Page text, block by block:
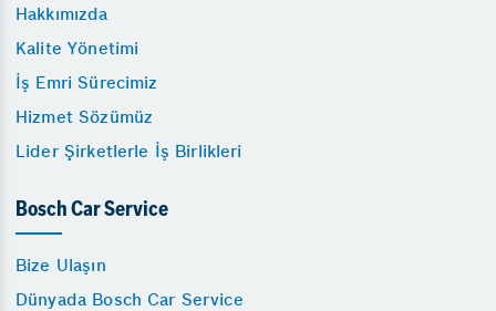
Hakkımızda
Kalite Yönetimi
İş Emri Sürecimiz
Hizmet Sözümüz
Lider Şirketlerle İş Birlikleri
Bosch Car Service
Bize Ulaşın
Dünyada Bosch Car Service